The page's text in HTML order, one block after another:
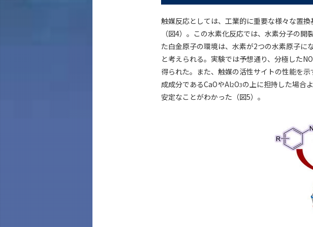
触媒反応としては、工業的に重要な様々な置
（図4）。この水素化反応では、水素分子の
た白金原子の環境は、水素が2つの水素原子に
と考えられる。実験では予想通り、分極したNO
得られた。また、触媒の活性サイトの性能を示
成成分であるCaOやAl2O3の上に担持した場合
安定なことがわかった（図5）。